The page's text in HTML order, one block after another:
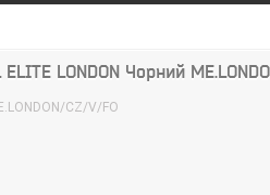
LONDON Чорний
CZ/V/FO